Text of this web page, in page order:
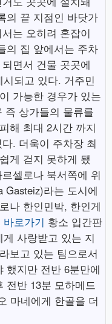
의 끝 지점인 바닷가
는 오히려 혼잡이
의 집 앞에서는 주차
면서 건물 곳곳에
되고 있다. 거주민
가능한 경우가 있는
즉 상가들의 물류를
해 최대 2시간 까지
. 더욱이 주차장 최
게 걷지 못하게 됐
셀로나 북서쪽에 위
Gasteiz)라는 도시에
나 한인민박, 한인게
바로가기 황소 입간판
사랑받고 있는 지
보고 있는 팀으로서
했지만 전반 6분만에
전반 13분 모하메드
마네에게 한골을 더